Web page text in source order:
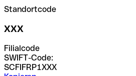
Standortcode
XXX
Filialcode
SWIFT-Code:
SCFIFRP1XXX